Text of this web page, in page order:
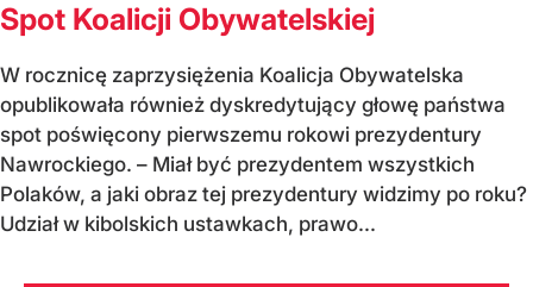
Spot Koalicji Obywatelskiej
W rocznicę zaprzysiężenia Koalicja Obywatelska
opublikowała również dyskredytujący głowę państwa
spot poświęcony pierwszemu rokowi prezydentury
Nawrockiego. – Miał być prezydentem wszystkich
Polaków, a jaki obraz tej prezydentury widzimy po roku?
Udział w kibolskich ustawkach, prawo...